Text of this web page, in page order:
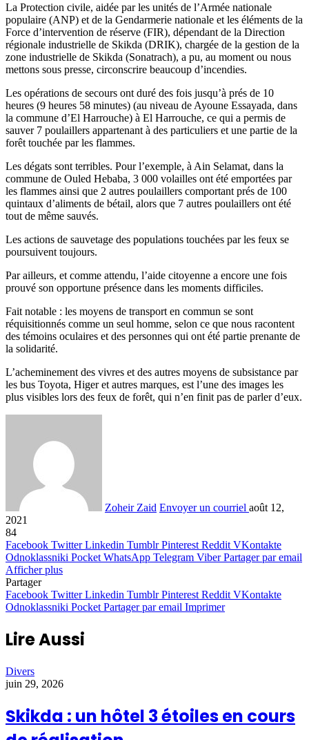
La Protection civile, aidée par les unités de l’Armée nationale
populaire (ANP) et de la Gendarmerie nationale et les éléments de la
Force d’intervention de réserve (FIR), dépendant de la Direction
régionale industrielle de Skikda (DRIK), chargée de la gestion de la
zone industrielle de Skikda (Sonatrach), a pu, au moment ou nous
mettons sous presse, circonscrire beaucoup d’incendies.
Les opérations de secours ont duré des fois jusqu’à prés de 10
heures (9 heures 58 minutes) (au niveau de Ayoune Essayada, dans
la commune d’El Harrouche) à El Harrouche, ce qui a permis de
sauver 7 poulaillers appartenant à des particuliers et une partie de la
forêt touchée par les flammes.
Les dégats sont terribles. Pour l’exemple, à Ain Selamat, dans la
commune de Ouled Hebaba, 3 000 volailles ont été emportées par
les flammes ainsi que 2 autres poulaillers comportant prés de 100
quintaux d’aliments de bétail, alors que 7 autres poulaillers ont été
tout de même sauvés.
Les actions de sauvetage des populations touchées par les feux se
poursuivent toujours.
Par ailleurs, et comme attendu, l’aide citoyenne a encore une fois
prouvé son opportune présence dans les moments difficiles.
Fait notable : les moyens de transport en commun se sont
réquisitionnés comme un seul homme, selon ce que nous racontent
des témoins oculaires et des personnes qui ont été partie prenante de
la solidarité.
L’acheminement des vivres et des autres moyens de subsistance par
les bus Toyota, Higer et autres marques, est l’une des images les
plus visibles lors des feux de forêt, qui n’en finit pas de parler d’eux.
Zoheir Zaid Envoyer un courriel août 12,
2021
84
Facebook Twitter Linkedin Tumblr Pinterest Reddit VKontakte
Odnoklassniki Pocket WhatsApp Telegram Viber Partager par email
Afficher plus
Partager
Facebook Twitter Linkedin Tumblr Pinterest Reddit VKontakte
Odnoklassniki Pocket Partager par email Imprimer
Lire Aussi
Divers
juin 29, 2026
Skikda : un hôtel 3 étoiles en cours